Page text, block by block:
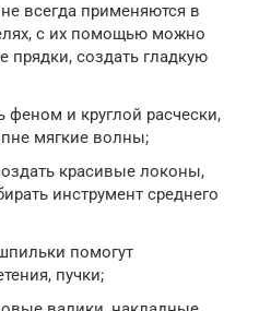
всегда применяются в
с их помощью можно
прядки, создать гладкую
и круглой расчески,
мягкие волны;
красивые локоны,
инструмент среднего
помогут
пучки;